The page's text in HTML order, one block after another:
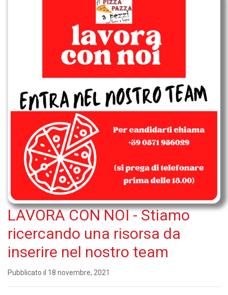
LAVORA CON NOI - Stiamo
ricercando una risorsa da
inserire nel nostro team
Pubblicato il 18 novembre, 2021